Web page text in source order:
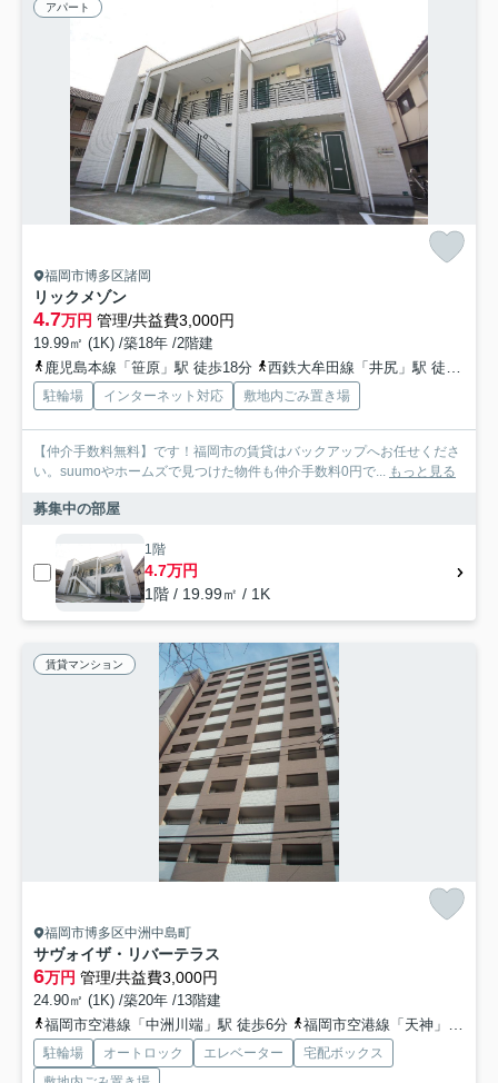
アパート
福岡市博多区諸岡
リックメゾン
4.7万円 管理/共益費3,000円
19.99㎡ (1K) /築18年 /2階建
鹿児島本線「笹原」駅 徒歩18分
西鉄大牟田線「井尻」駅 徒歩18分
駐輪場 インターネット対応 敷地内ごみ置き場
【仲介手数料無料】です！福岡市の賃貸はバックアップへお任せくださ
い。suumoやホームズで見つけた物件も仲介手数料0円で... もっと見る
募集中の部屋
1階
4.7万円
1階 / 19.99㎡ / 1K
賃貸マンション
福岡市博多区中洲中島町
サヴォイザ・リバーテラス
6万円 管理/共益費3,000円
24.90㎡ (1K) /築20年 /13階建
福岡市空港線「中洲川端」駅 徒歩6分
福岡市空港線「天神」駅 徒歩7分
駐輪場 オートロック エレベーター
宅配ボックス